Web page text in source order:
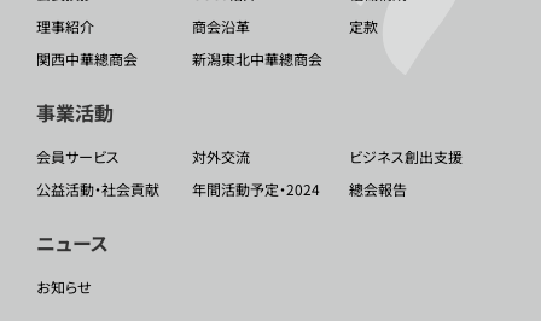
理事紹介
商会沿革
定款
関西中華總商会
新潟東北中華總商会
事業活動
会員サービス 対外交流
ビジネス創出支援
公益活動・社会貢献
年間活動予定・2024 總会報告
ニュース
お知らせ